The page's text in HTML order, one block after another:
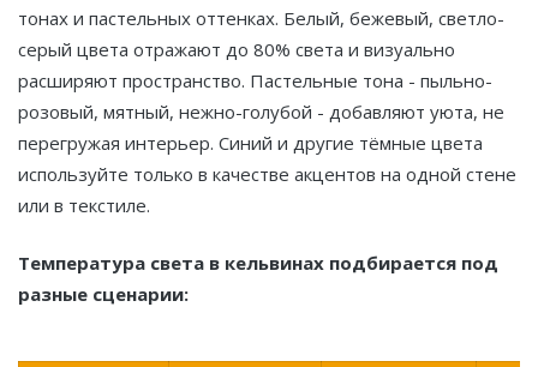
тонах и пастельных оттенках. Белый, бежевый, светло-
серый цвета отражают до 80% света и визуально
расширяют пространство. Пастельные тона - пыльно-
розовый, мятный, нежно-голубой - добавляют уюта, не
перегружая интерьер. Синий и другие тёмные цвета
используйте только в качестве акцентов на одной стене
или в текстиле.
Температура света в кельвинах подбирается под
разные сценарии: